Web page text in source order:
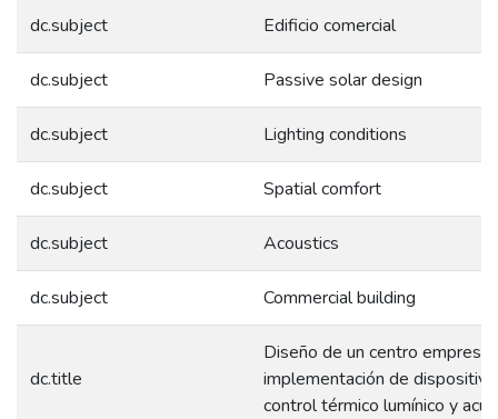
dc.subject Edificio comercial
dc.subject Passive solar design
dc.subject Lighting conditions
dc.subject Spatial comfort
dc.subject Acoustics
dc.subject Commercial building
dc.title
Diseño de un centro
implementación de
control térmico lumínico y